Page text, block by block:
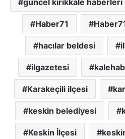
guncel kırıkkale haberleri
Haber71
hacılar beldesi
ilgazetesi
Karakeçili ilçesi
keskin belediyesi
Keskin İlçesi